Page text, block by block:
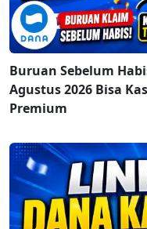
Buruan Sebelum
Agustus 2026 Bisa
Premium